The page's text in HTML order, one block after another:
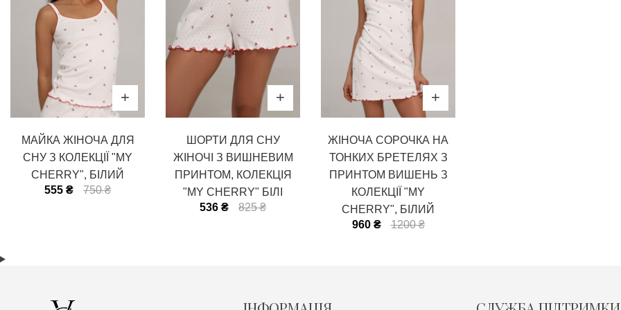
МАЙКА ЖІНОЧА ДЛЯ
СНУ З КОЛЕКЦІЇ "MY
CHERRY", БІЛИЙ
555 ₴
750 ₴
ШОРТИ ДЛЯ СНУ
ЖІНОЧІ З ВИШНЕВИМ
ПРИНТОМ, КОЛЕКЦІЯ
"MY CHERRY" БІЛІ
536 ₴
825 ₴
ЖІНОЧА СОРОЧКА НА
ТОНКИХ БРЕТЕЛЯХ З
ПРИНТОМ ВИШЕНЬ З
КОЛЕКЦІЇ "MY
CHERRY", БІЛИЙ
960 ₴
1200 ₴